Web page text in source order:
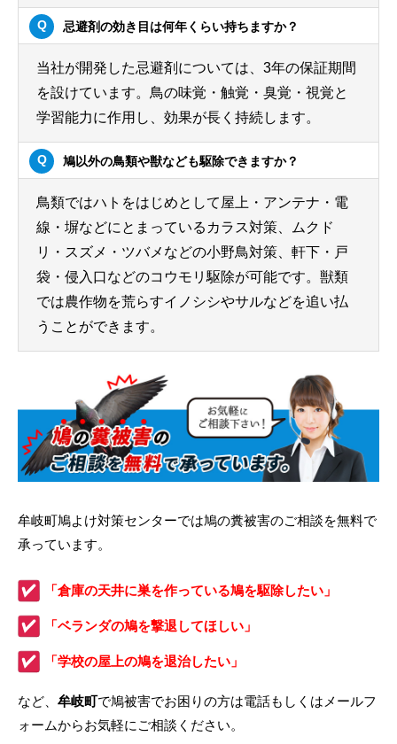
忌避剤の効き目は何年くらい持ちますか？
当社が開発した忌避剤については、3年の保証期間
を設けています。鳥の味覚・触覚・臭覚・視覚と
学習能力に作用し、効果が長く持続します。
鳩以外の鳥類や獣なども駆除できますか？
鳥類ではハトをはじめとして屋上・アンテナ・電
線・塀などにとまっているカラス対策、ムクド
リ・スズメ・ツバメなどの小野鳥対策、軒下・戸
袋・侵入口などのコウモリ駆除が可能です。獣類
では農作物を荒らすイノシシやサルなどを追い払
うことができます。
牟岐町鳩よけ対策センターでは鳩の糞被害のご相談を無料で
承っています。
「倉庫の天井に巣を作っている鳩を駆除したい」
「ベランダの鳩を撃退してほしい」
「学校の屋上の鳩を退治したい」
など、 牟岐町で鳩被害でお困りの方は電話もしくはメールフ
ォームからお気軽にご相談ください。